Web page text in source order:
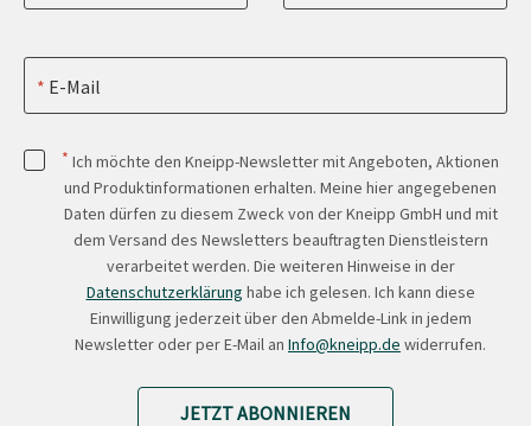
E-Mail
* Ich möchte den Kneipp-Newsletter mit Angeboten, Aktionen
und Produktinformationen erhalten. Meine hier angegebenen
Daten dürfen zu diesem Zweck von der Kneipp GmbH und mit
dem Versand des Newsletters beauftragten Dienstleistern
verarbeitet werden. Die weiteren Hinweise in der
Datenschutzerklärung habe ich gelesen. Ich kann diese
Einwilligung jederzeit über den Abmelde-Link in jedem
Newsletter oder per E-Mail an Info@kneipp.de widerrufen.
JETZT ABONNIEREN